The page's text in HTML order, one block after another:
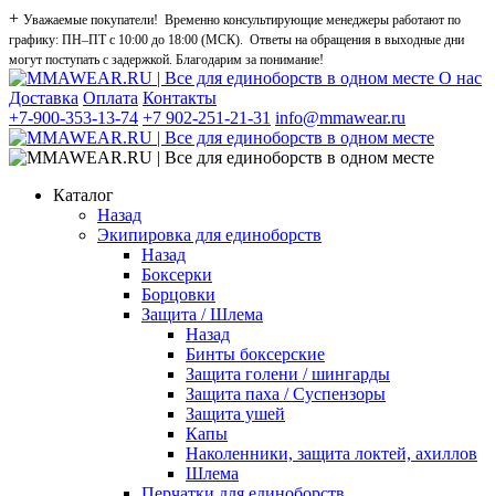
+ Уважаемые покупатели! Временно консультирующие менеджеры работают по
графику: ПН–ПТ с 10:00 до 18:00 (МСК). Ответы на обращения в выходные дни
могут поступать с задержкой. Благодарим за понимание!
О нас
Доставка Оплата Контакты
+7-900-353-13-74 +7 902-251-21-31 info@mmawear.ru
Каталог
Назад
Экипировка для единоборств
Назад
Боксерки
Борцовки
Защита / Шлема
Назад
Бинты боксерские
Защита голени / шингарды
Защита паха / Суспензоры
Защита ушей
Капы
Наколенники, защита локтей, ахиллов
Шлема